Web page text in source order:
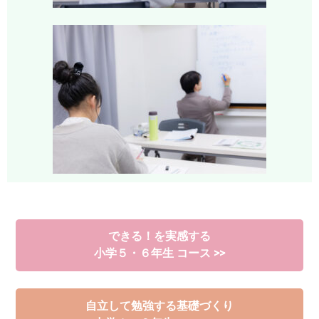
できる！を実感する
小学５・６年生 コース >>
自立して勉強する基礎づくり